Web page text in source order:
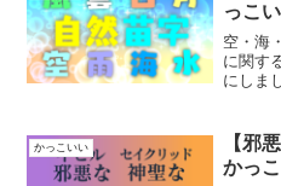
っこ
空・海
に関す
にしま
かっこいい
【邪
かっ